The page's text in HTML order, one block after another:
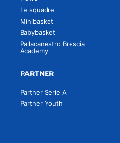
Le squadre
Minibasket
Babybasket
Pallacanestro Brescia
Academy
PARTNER
Partner Serie A
Partner Youth